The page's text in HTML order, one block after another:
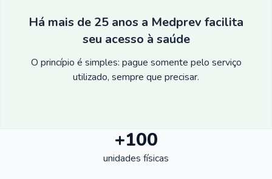
Há mais de 25 anos a Medprev facilita
seu acesso à saúde
O princípio é simples: pague somente pelo serviço
utilizado, sempre que precisar.
+100
unidades físicas